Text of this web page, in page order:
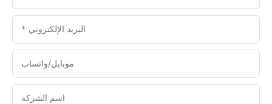
البريد الإلكتروني
موبايل/واتساب
اسم الشركة